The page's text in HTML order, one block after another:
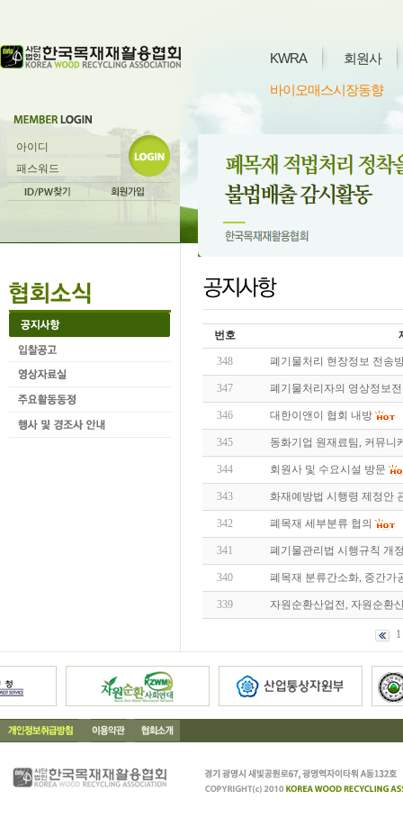
KWRA 회원사
바이오매스시장동향
번호
348 폐기물처리 현장정보 전송
347 폐기물처리자의 영상정보
346 대한이앤이 협회 내방
345 동화기업 원재료팀, 커뮤
344 회원사 및 수요시설 방문
343 화재예방법 시행령 제정안
342 폐목재 세부분류 협의
341 폐기물관리법 시행규칙 개
340 폐목재 분류간소화, 중간
339 자원순환산업전, 자원순환
1